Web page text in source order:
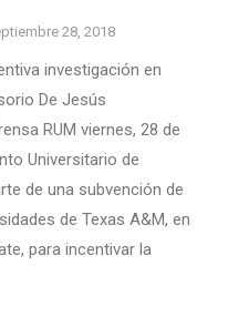
28, 2018
investigación en
De Jesús
RUM viernes, 28 de
Universitario de
de una subvención de
de Texas A&M, en
para incentivar la